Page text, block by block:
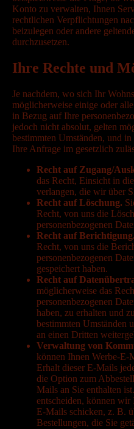
Konto zu verwalten, Ihnen
rechtlichen Verpflichtungen
beizulegen oder andere
durchzusetzen.
Ihre Rechte und
Je nachdem, wo sich Ihr
möglicherweise einige oder
in Bezug auf Ihre
jedoch nicht absolut, gelten
bestimmten Umständen, und
Ihre Anfrage im gesetzlich
Recht auf Zugang/
das Recht, Einsicht in
verlangen, die wir über
Recht auf Löschung.
Recht, von uns die
personenbezogenen
Recht auf Berichtigung.
Recht, von uns die
personenbezogenen
gespeichert haben.
Recht auf
möglicherweise das
personenbezogenen
haben, zu erhalten und
bestimmten Umständen
an einen Dritten
Verwaltung von
können Ihnen Werbe-E-
Erhalt dieser E-Mails
die Option zum
Mails an Sie enthalten
entscheiden, können
E-Mails schicken, z. B.
Bestellungen, die Sie